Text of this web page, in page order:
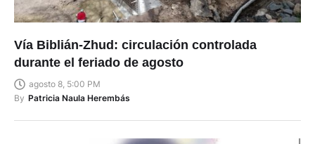
Vía Biblián-Zhud: circulación controlada
durante el feriado de agosto
agosto 8, 5:00 PM
By Patricia Naula Herembás